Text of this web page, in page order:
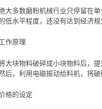
作原理
大块物料破碎成小块物料后，提
入MTM中速磨的粉碎室。
格的设定
蒙磨时都会考虑到价格，价格的